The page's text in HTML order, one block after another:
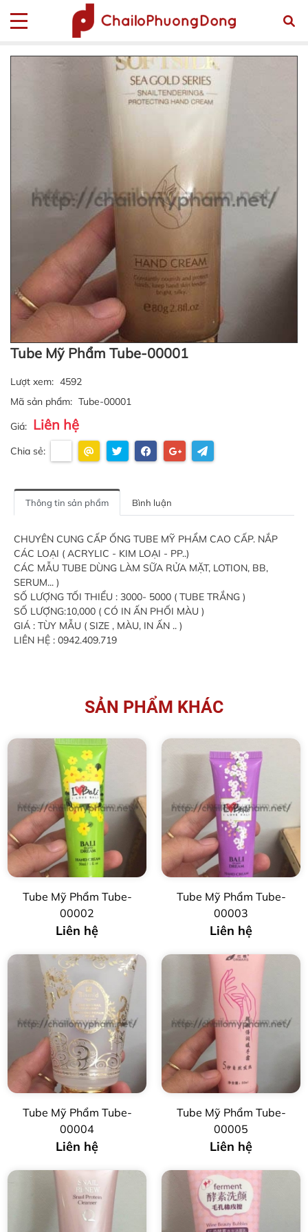
Trang chủ Sản phẩm
TUBE MỸ PHẨM
Tube Mỹ Phẩm Tube-00001
Tube Mỹ Phẩm Tube-00001
Lượt xem: 4592
Mã sản phẩm: Tube-00001
Giá: Liên hệ
Chia sẻ:
Thông tin sản phẩm Bình luận
CHUYÊN CUNG CẤP ỐNG TUBE MỸ PHẨM CAO CẤP. NẮP
CÁC LOẠI ( ACRYLIC - KIM LOẠI - PP..)
CÁC MẪU TUBE DÙNG LÀM SỮA RỬA MẶT, LOTION, BB,
SERUM... )
SỐ LƯỢNG TỐI THIỂU : 3000- 5000 ( TUBE TRẮNG )
SỐ LƯỢNG:10,000 ( CÓ IN ẤN PHỐI MÀU )
GIÁ : TÙY MẪU ( SIZE , MÀU, IN ẤN .. )
LIÊN HỆ : 0942.409.719
SẢN PHẨM KHÁC
Tube Mỹ Phẩm Tube-
00002
Liên hệ
Tube Mỹ Phẩm Tube-
00003
Liên hệ
Tube Mỹ Phẩm Tube-
00004
Liên hệ
Tube Mỹ Phẩm Tube-
00005
Liên hệ